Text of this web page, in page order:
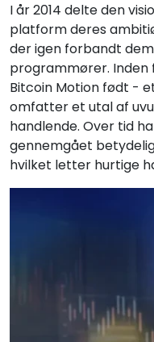
I år 2014 delte den
platform deres
der igen forbandt
programmører. Inden
Bitcoin Motion født -
omfatter et utal af
handlende. Over tid
gennemgået
hvilket letter hurtige